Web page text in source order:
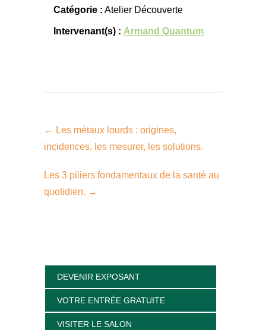
Catégorie : Atelier Découverte
Intervenant(s) : Armand Quantum
← Les métaux lourds : origines,
incidences, les mesurer, les solutions.
Les 3 piliers fondamentaux de la santé au
quotidien. →
DEVENIR EXPOSANT
VOTRE ENTRÉE GRATUITE
VISITER LE SALON